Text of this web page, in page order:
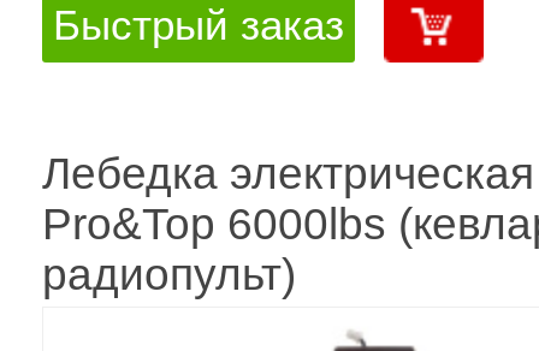
Быстрый заказ
Лебедка
Pro&Top 6000lbs
радиопульт)